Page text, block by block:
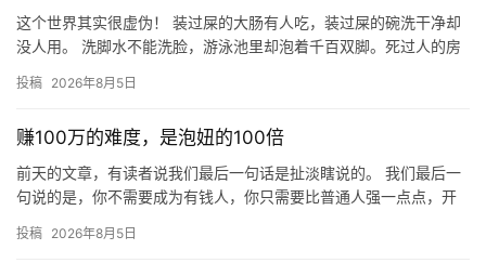
这个世界其实很虚伪！ 装过屎的大肠有人吃，装过屎的碗洗干净却
没人用。 洗脚水不能洗脸，游泳池里却泡着千百双脚。死过人的房
被…
投稿 2026年8月5日
赚100万的难度，是泡妞的100倍
前天的文章，有读者说我们最后一句话是扯淡瞎说的。 我们最后一
句说的是，你不需要成为有钱人，你只需要比普通人强一点点，开
1…
投稿 2026年8月5日